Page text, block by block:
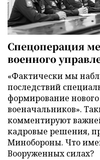
Спецоперация
военного
«Фактически мы
последствий
формирование
военачальников».
комментируют
кадровые решения,
Минобороны. Что
Вооруженных силах?